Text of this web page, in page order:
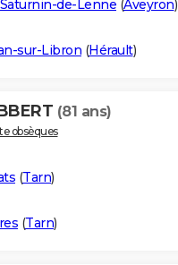
de-Lenne (Aveyron)
sur-Libron (Hérault)
(81 ans)
obsèques
(Tarn)
(Tarn)